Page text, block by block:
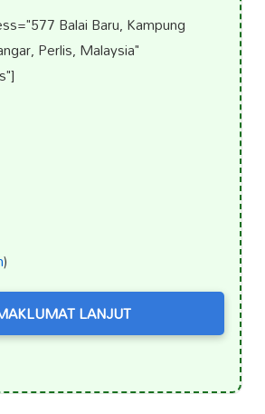
Balai Baru, Kampung
Perlis, Malaysia"
)
LANJUT